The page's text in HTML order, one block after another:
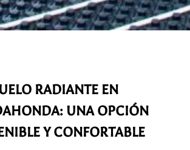
RADIANTE EN
UNA OPCIÓN
Y CONFORTABLE